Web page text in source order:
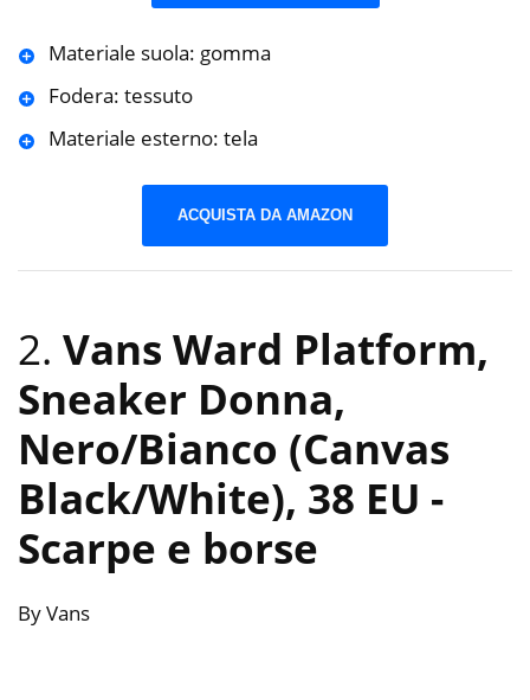
Materiale suola: gomma
Fodera: tessuto
Materiale esterno: tela
ACQUISTA DA AMAZON
2. Vans Ward Platform,
Sneaker Donna,
Nero/Bianco (Canvas
Black/White), 38 EU -
Scarpe e borse
By Vans